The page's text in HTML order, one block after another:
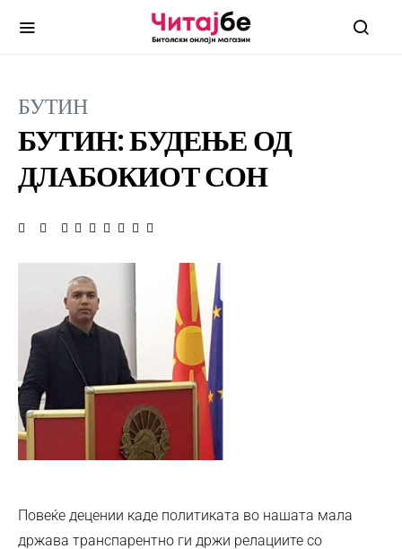
БУТИН
БУТИН: БУДЕЊЕ ОД
ДЛАБОКИОТ СОН
Повеќе децении каде политиката во нашата мала
држава транспарентно ги држи релациите со